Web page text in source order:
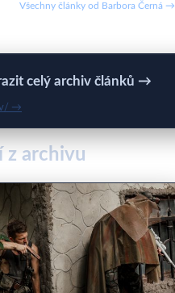
Všechny články od Barbora Černá →
celý archiv článků →
→
z archivu